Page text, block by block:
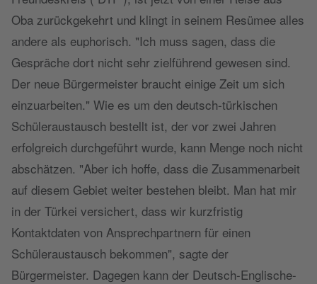
Oba zurückgekehrt und klingt in seinem Resümee alles
andere als euphorisch. "Ich muss sagen, dass die
Gespräche dort nicht sehr zielführend gewesen sind.
Der neue Bürgermeister braucht einige Zeit um sich
einzuarbeiten." Wie es um den deutsch-türkischen
Schüleraustausch bestellt ist, der vor zwei Jahren
erfolgreich durchgeführt wurde, kann Menge noch nicht
abschätzen. "Aber ich hoffe, dass die Zusammenarbeit
auf diesem Gebiet weiter bestehen bleibt. Man hat mir
in der Türkei versichert, dass wir kurzfristig
Kontaktdaten von Ansprechpartnern für einen
Schüleraustausch bekommen", sagte der
Bürgermeister. Dagegen kann der Deutsch-Englische-